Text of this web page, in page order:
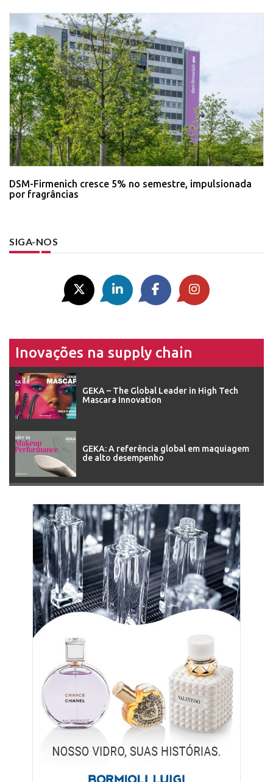
DSM-Firmenich cresce 5% no semestre, impulsionada
por fragrâncias
SIGA-NOS
Inovações na supply chain
GEKA – The Global Leader in High Tech
Mascara Innovation
GEKA: A referência global em maquiagem
de alto desempenho